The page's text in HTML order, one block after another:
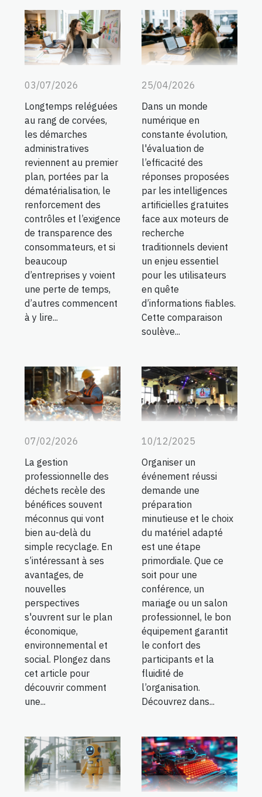
03/07/2026
Longtemps reléguées
au rang de corvées,
les démarches
administratives
reviennent au premier
plan, portées par la
dématérialisation, le
renforcement des
contrôles et l’exigence
de transparence des
consommateurs, et si
beaucoup
d’entreprises y voient
une perte de temps,
d’autres commencent
à y lire...
25/04/2026
Dans un monde
numérique en
constante évolution,
l'évaluation de
l’efficacité des
réponses proposées
par les intelligences
artificielles gratuites
face aux moteurs de
recherche
traditionnels devient
un enjeu essentiel
pour les utilisateurs
en quête
d’informations fiables.
Cette comparaison
soulève...
07/02/2026
La gestion
professionnelle des
déchets recèle des
bénéfices souvent
méconnus qui vont
bien au-delà du
simple recyclage. En
s’intéressant à ses
avantages, de
nouvelles
perspectives
s'ouvrent sur le plan
économique,
environnemental et
social. Plongez dans
cet article pour
découvrir comment
une...
10/12/2025
Organiser un
événement réussi
demande une
préparation
minutieuse et le choix
du matériel adapté
est une étape
primordiale. Que ce
soit pour une
conférence, un
mariage ou un salon
professionnel, le bon
équipement garantit
le confort des
participants et la
fluidité de
l’organisation.
Découvrez dans...